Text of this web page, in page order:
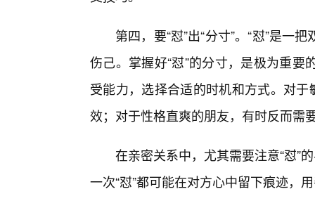
第四，要“怼”出“分寸”。“怼”是一
伤己。掌握好“怼”的分寸，是极为重
受能力，选择合适的时机和方式。对
效；对于性格直爽的朋友，有时反而需
在亲密关系中，尤其需要注意“怼”
一次“怼”都可能在对方心中留下痕迹，